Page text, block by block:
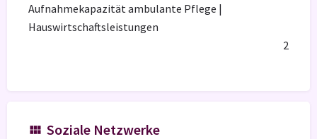
Aufnahmekapazität ambulante Pflege |
Hauswirtschaftsleistungen
2
Soziale Netzwerke